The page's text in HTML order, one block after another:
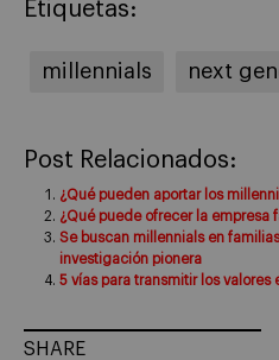
Etiquetas:
millennials next
Post Relacionados:
¿Qué pueden aportar los
¿Qué puede ofrecer la empresa
Se buscan millennials en
investigación pionera
5 vías para transmitir los valores
SHARE